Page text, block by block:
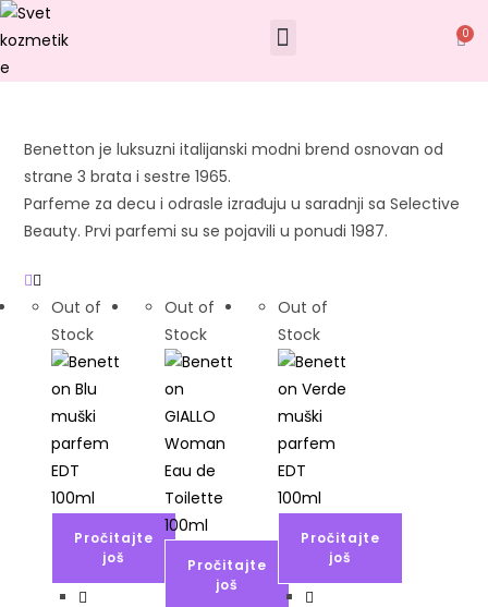
0
Benetton je luksuzni italijanski modni brend osnovan od
strane 3 brata i sestre 1965.
Parfeme za decu i odrasle izrađuju u saradnji sa Selective
Beauty. Prvi parfemi su se pojavili u ponudi 1987.
Out of
Stock
Pročitajte
još
Out of
Stock
Pročitajte
još
Out of
Stock
Pročitajte
još